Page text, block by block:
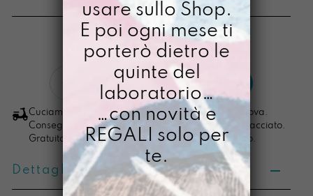
€9,00
[ Segnalibro: 15 X 4,5cm ]
Segnalibro
quantità
LO VOGLIO
Cuciamo ogni ordine nel nostro laboratorio di Padova.
Consegna in 4/5 giorni lavorativi, pacco sempre tracciato.
Gratuita per ordini di importo superiore ai 100 euro.
Dettagli prodotto
usare sullo Shop.
E poi ogni mese ti
porterò dietro le
quinte del
laboratorio…
…con novità e
REGALI solo per
te.